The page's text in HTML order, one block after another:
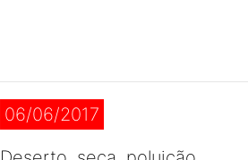
06/06/2017